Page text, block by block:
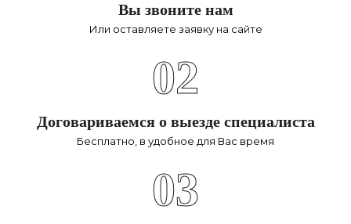
Вы звоните нам
Или оставляете заявку на сайте
02
Договариваемся о выезде специалиста
Бесплатно, в удобное для Вас время
03